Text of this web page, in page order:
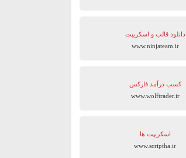
دانلود قالب و اسکریپت
www.ninjateam.ir
کسب درآمد فارکس
www.wolftrader.ir
اسکریپت ها
www.scriptha.ir